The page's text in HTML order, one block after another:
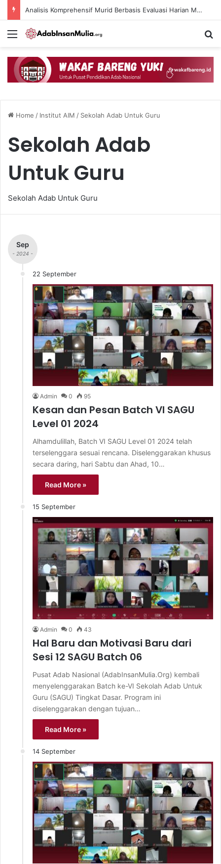
Analisis Komprehensif Murid Berbasis Evaluasi Harian Muaddib dan Teknologi AI
Menu
Home / Institut AIM / Sekolah Adab Untuk Guru
Sekolah Adab
Untuk Guru
Sekolah Adab Untuk Guru
Sep
- 2024 -
22 September
Admin 0 95
Kesan dan Pesan Batch VI SAGU
Level 01 2024
Alhamdulillah, Batch VI SAGU Level 01 2024 telah
terselenggara sesuai rencana. Diselenggarakan khusus
secara daring, hari Sabtu dan Ahad, 10…
Read More »
15 September
Admin 0 43
Hal Baru dan Motivasi Baru dari
Sesi 12 SAGU Batch 06
Pusat Adab Nasional (AdabInsanMulia.Org) kembali
menyelenggarakan Batch ke-VI Sekolah Adab Untuk
Guru (SAGU) Tingkat Dasar. Program ini
diselenggarakan dengan tujuan…
Read More »
14 September